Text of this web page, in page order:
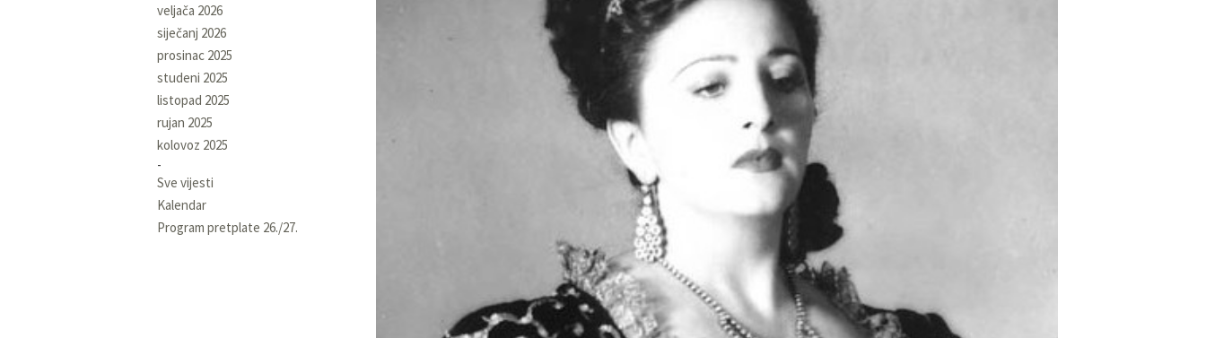
veljača 2026
siječanj 2026
prosinac 2025
studeni 2025
listopad 2025
rujan 2025
kolovoz 2025
Sve vijesti
Kalendar
Program pretplate 26./27.